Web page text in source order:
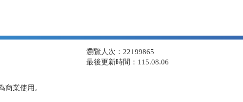
業使用。
瀏覽人次：22199865
最後更新時間：115.08.06